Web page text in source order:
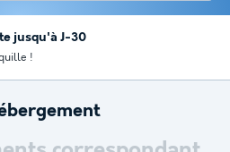
jusqu'à J-30
!